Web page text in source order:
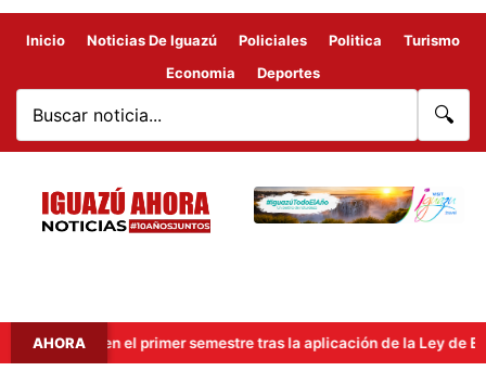
Inicio Noticias De Iguazú Policiales Politica
Turismo
Economia
Deportes
🔍
AHORAen el primer semestre tras la aplicación de la Ley de